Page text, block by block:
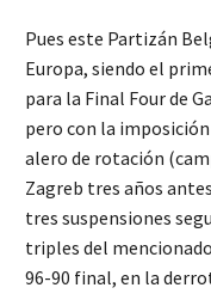
Pues este Partizán
Europa, siendo el
para la Final Four de
pero con la
alero de rotación
Zagreb tres años
tres suspensiones
triples del
96-90 final, en la